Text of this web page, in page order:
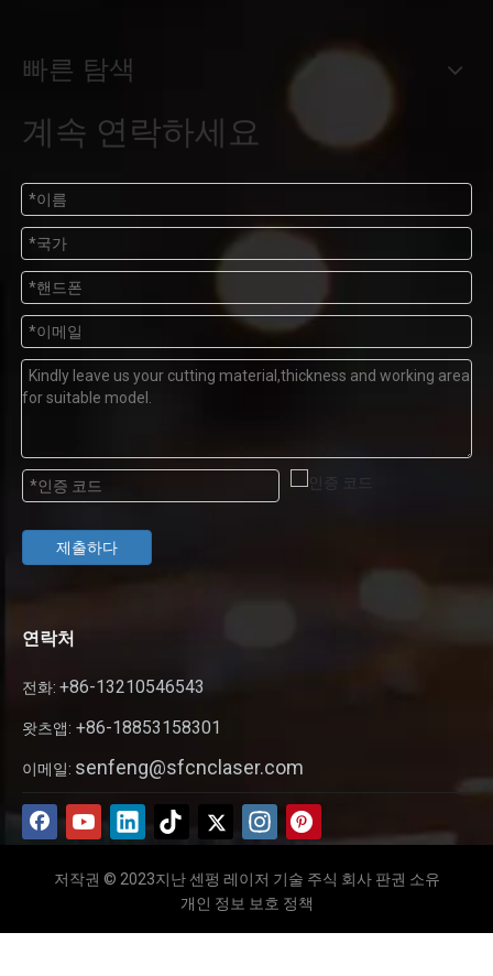
빠른 탐색
계속 연락하세요
제출하다
연락처
전화: +86-13210546543
왓츠앱: +86-18853158301
이메일: senfeng@sfcnclaser.com
저작권 © 2023지난 센펑 레이저 기술 주식 회사 판권 소유
개인 정보 보호 정책